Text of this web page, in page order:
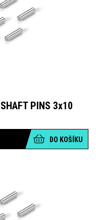
PINS 3x10
DO KOŠÍKU